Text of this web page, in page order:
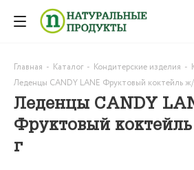
Леденцы CANDY
Фруктовый
г
Главная - Каталог - Кондитерские изделия -
Леденцы CANDY LANE Фруктовый коктейль ж/